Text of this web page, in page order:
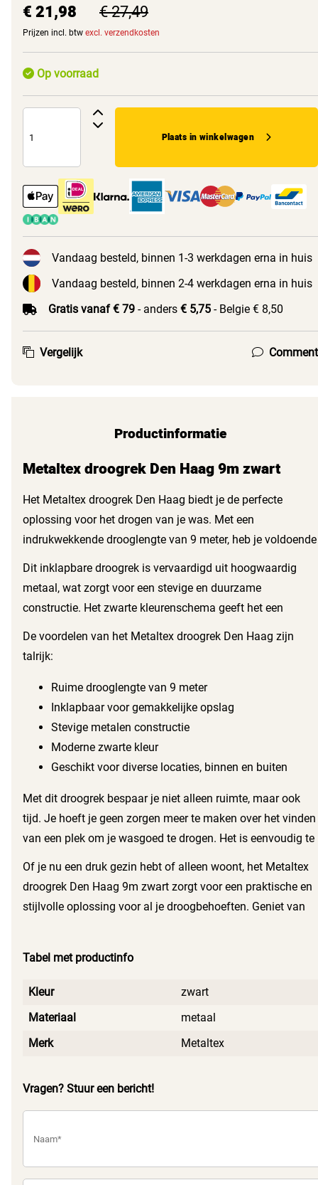
€ 21,98 € 27,49
Prijzen incl. btw excl. verzendkosten
Op voorraad
Plaats in winkelwagen
Vandaag besteld, binnen 1-3 werkdagen erna in huis
Vandaag besteld, binnen 2-4 werkdagen erna in huis
Gratis vanaf € 79 - anders € 5,75 - Belgie € 8,50
Vergelijk Comment
Productinformatie
Metaltex droogrek Den Haag 9m zwart
Het Metaltex droogrek Den Haag biedt je de perfecte
oplossing voor het drogen van je was. Met een
indrukwekkende drooglengte van 9 meter, heb je voldoende
of zelfs op je balkon.
Dit inklapbare droogrek is vervaardigd uit hoogwaardig
metaal, wat zorgt voor een stevige en duurzame
constructie. Het zwarte kleurenschema geeft het een
het ideaal voor gebruik in een camper of caravan,
waardoor je ook onderweg nooit zonder schoon en droog
wasgoed zit.
De voordelen van het Metaltex droogrek Den Haag zijn
talrijk:
Ruime drooglengte van 9 meter
Inklapbaar voor gemakkelijke opslag
Stevige metalen constructie
Moderne zwarte kleur
Geschikt voor diverse locaties, binnen en buiten
Met dit droogrek bespaar je niet alleen ruimte, maar ook
tijd. Je hoeft je geen zorgen meer te maken over het vinden
van een plek om je wasgoed te drogen. Het is eenvoudig te
Of je nu een druk gezin hebt of alleen woont, het Metaltex
droogrek Den Haag 9m zwart zorgt voor een praktische en
stijlvolle oplossing voor al je droogbehoeften. Geniet van
Tabel met productinfo
Kleur
zwart
Materiaal
metaal
Merk
Metaltex
Vragen? Stuur een bericht!